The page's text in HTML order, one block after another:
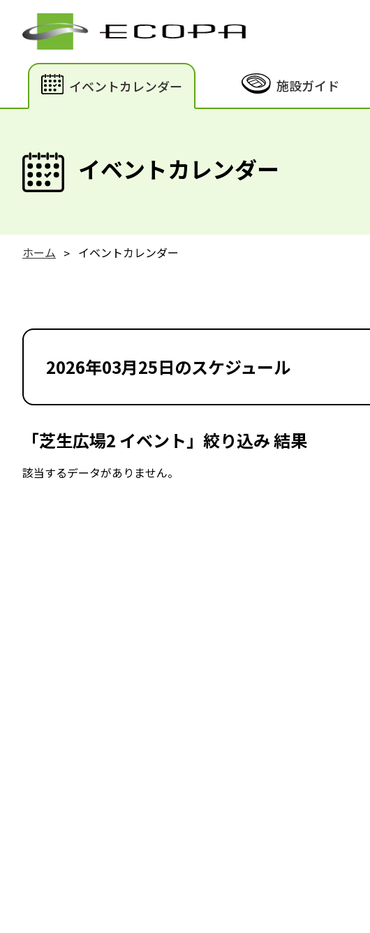
イベントカレンダー 施設ガイド
イベントカレンダー
ホーム イベントカレンダー
2026年03月25日のスケジュール
「芝生広場2 イベント」絞り込み 結果
該当するデータがありません。